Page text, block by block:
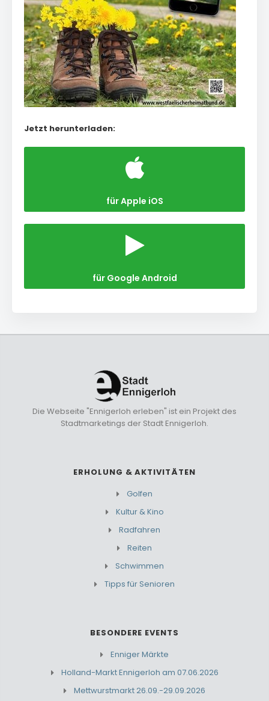
Jetzt herunterladen:
für Apple iOS
für Google Android
Die Webseite "Ennigerloh erleben" ist ein Projekt des
Stadtmarketings der Stadt Ennigerloh.
ERHOLUNG & AKTIVITÄTEN
Golfen
Kultur & Kino
Radfahren
Reiten
Schwimmen
Tipps für Senioren
BESONDERE EVENTS
Enniger Märkte
Holland-Markt Ennigerloh am 07.06.2026
Mettwurstmarkt 26.09.-29.09.2026